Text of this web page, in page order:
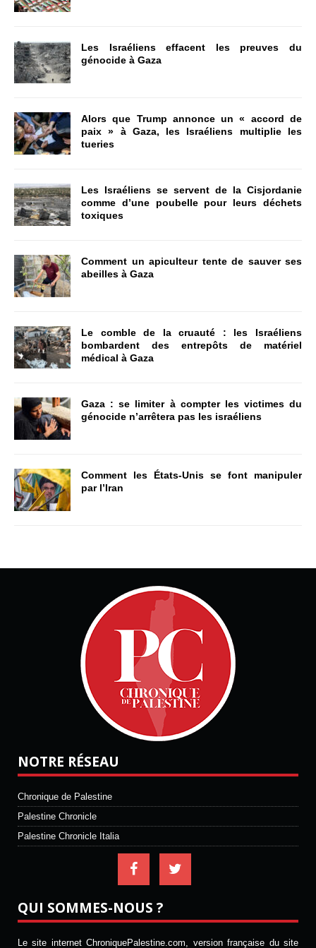
Les Israéliens effacent les preuves du
génocide à Gaza
Alors que Trump annonce un « accord de
paix » à Gaza, les Israéliens multiplie les
tueries
Les Israéliens se servent de la Cisjordanie
comme d’une poubelle pour leurs déchets
toxiques
Comment un apiculteur tente de sauver ses
abeilles à Gaza
Le comble de la cruauté : les Israéliens
bombardent des entrepôts de matériel
médical à Gaza
Gaza : se limiter à compter les victimes du
génocide n’arrêtera pas les israéliens
Comment les États-Unis se font manipuler
par l’Iran
NOTRE RÉSEAU
Chronique de Palestine
Palestine Chronicle
Palestine Chronicle Italia
QUI SOMMES-NOUS ?
Le site internet ChroniquePalestine.com, version française du site